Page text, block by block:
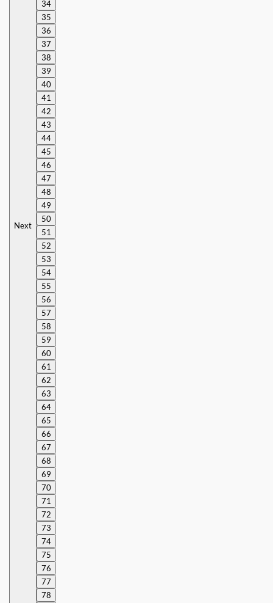
Next
34
35
36
37
38
39
40
41
42
43
44
45
46
47
48
49
50
51
52
53
54
55
56
57
58
59
60
61
62
63
64
65
66
67
68
69
70
71
72
73
74
75
76
77
78